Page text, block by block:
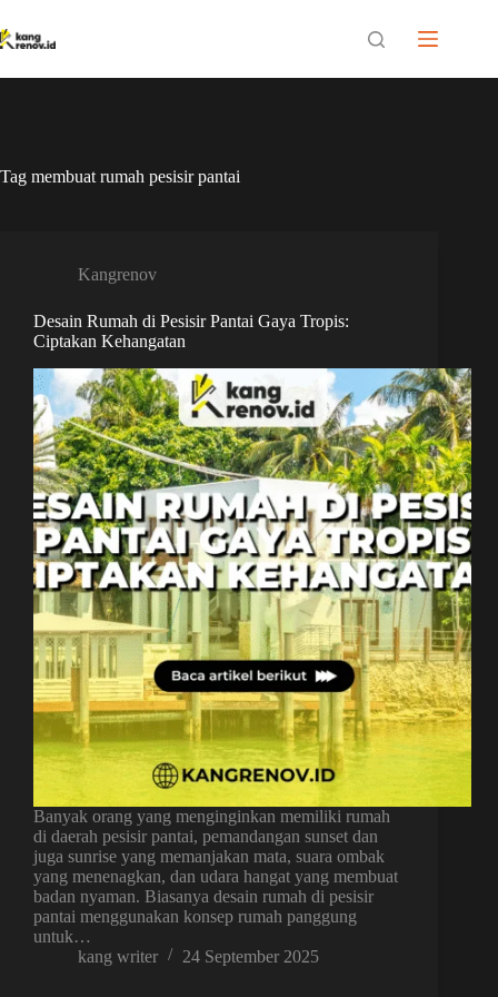
to
content
Tag membuat rumah pesisir pantai
Kangrenov
Desain Rumah di Pesisir Pantai Gaya Tropis:
Ciptakan Kehangatan
Banyak orang yang menginginkan memiliki rumah
di daerah pesisir pantai, pemandangan sunset dan
juga sunrise yang memanjakan mata, suara ombak
yang menenagkan, dan udara hangat yang membuat
badan nyaman. Biasanya desain rumah di pesisir
pantai menggunakan konsep rumah panggung
untuk…
kang writer
24 September 2025